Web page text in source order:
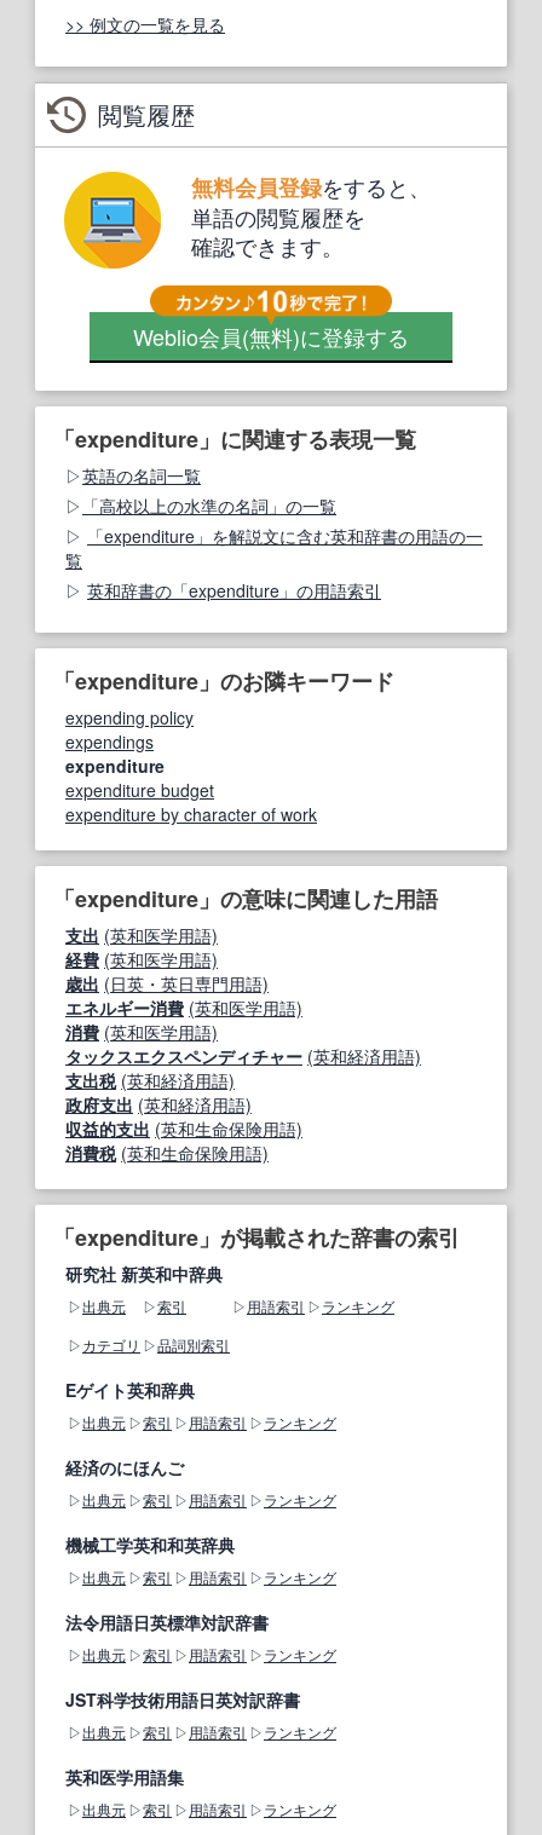
>> 例文の一覧を見る
閲覧履歴
無料会員登録をすると、
単語の閲覧履歴を
確認できます。
Weblio会員(無料)に登録する
「expenditure」に関連する表現一覧
英語の名詞一覧
「高校以上の水準の名詞」の一覧
「expenditure」を解説文に含む英和辞書の用語の一
覧
英和辞書の「expenditure」の用語索引
「expenditure」のお隣キーワード
expending policy
expendings
expenditure
expenditure budget
expenditure by character of work
「expenditure」の意味に関連した用語
支出 (英和医学用語)
経費 (英和医学用語)
歳出 (日英・英日専門用語)
エネルギー消費 (英和医学用語)
消費 (英和医学用語)
タックスエクスペンディチャー (英和経済用語)
支出税 (英和経済用語)
政府支出 (英和経済用語)
収益的支出 (英和生命保険用語)
消費税 (英和生命保険用語)
「expenditure」が掲載された辞書の索引
研究社 新英和中辞典
出典元 索引 用語索引
ランキング
カテゴリ
品詞別索引
Eゲイト英和辞典
出典元 索引 用語索引 ランキング
経済のにほんご
出典元 索引 用語索引 ランキング
機械工学英和和英辞典
出典元 索引 用語索引 ランキング
法令用語日英標準対訳辞書
出典元 索引 用語索引 ランキング
JST科学技術用語日英対訳辞書
出典元 索引 用語索引 ランキング
英和医学用語集
出典元 索引 用語索引 ランキング